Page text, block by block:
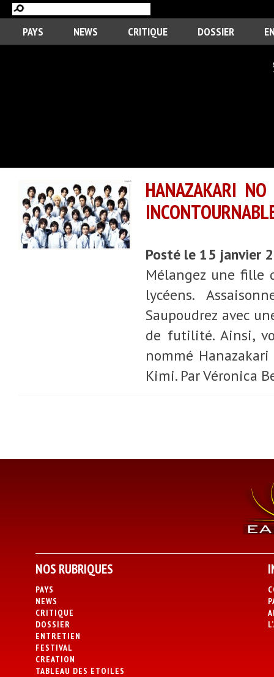
PAYS NEWS CRITIQUE DOSSIER
HANAZAKARI
Posté le 15 janvier
Mélangez une fille
lycéens.
Saupoudrez avec
de futilité. Ainsi,
nommé
Kimi. Par Véronica
NOS RUBRIQUES
PAYS
NEWS
CRITIQUE
DOSSIER
ENTRETIEN
FESTIVAL
CREATION
TABLEAU DES ETOILES